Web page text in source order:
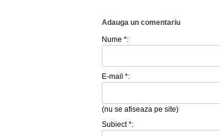
Adauga un comentariu
Nume *:
E-mail *:
(nu se afiseaza pe site)
Subiect *: